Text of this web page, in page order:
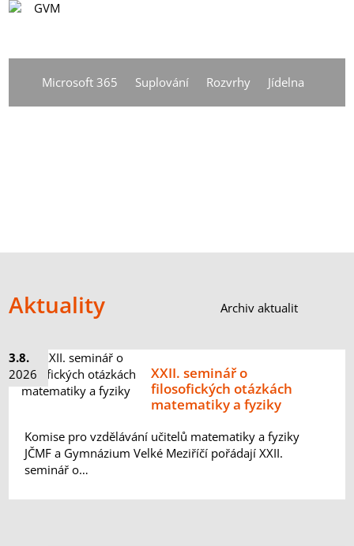
DE
Microsoft 365 Suplování Rozvrhy Jídelna
Aktuality Archiv aktualit
3.8.
2026
XXII. seminář o
filosofických otázkách
matematiky a fyziky
Komise pro vzdělávání učitelů matematiky a fyziky
JČMF a Gymnázium Velké Meziříčí pořádají XXII.
seminář o…